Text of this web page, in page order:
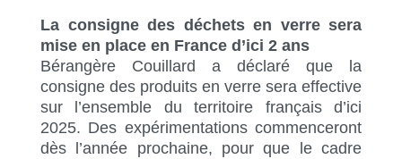
La consigne des déchets en verre sera
mise en place en France d’ici 2 ans
Bérangère Couillard a déclaré que la
consigne des produits en verre sera effective
sur l’ensemble du territoire français d’ici
2025. Des expérimentations commenceront
dès l’année prochaine, pour que le cadre